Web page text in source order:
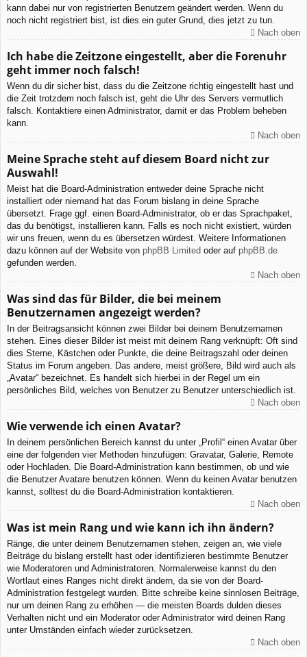
kann dabei nur von registrierten Benutzern geändert werden. Wenn du
noch nicht registriert bist, ist dies ein guter Grund, dies jetzt zu tun.
Nach oben
Ich habe die Zeitzone eingestellt, aber die Forenuhr
geht immer noch falsch!
Wenn du dir sicher bist, dass du die Zeitzone richtig eingestellt hast und
die Zeit trotzdem noch falsch ist, geht die Uhr des Servers vermutlich
falsch. Kontaktiere einen Administrator, damit er das Problem beheben
kann.
Nach oben
Meine Sprache steht auf diesem Board nicht zur
Auswahl!
Meist hat die Board-Administration entweder deine Sprache nicht
installiert oder niemand hat das Forum bislang in deine Sprache
übersetzt. Frage ggf. einen Board-Administrator, ob er das Sprachpaket,
das du benötigst, installieren kann. Falls es noch nicht existiert, würden
wir uns freuen, wenn du es übersetzen würdest. Weitere Informationen
dazu können auf der Website von phpBB Limited oder auf phpBB.de
gefunden werden.
Nach oben
Was sind das für Bilder, die bei meinem
Benutzernamen angezeigt werden?
In der Beitragsansicht können zwei Bilder bei deinem Benutzernamen
stehen. Eines dieser Bilder ist meist mit deinem Rang verknüpft: Oft sind
dies Sterne, Kästchen oder Punkte, die deine Beitragszahl oder deinen
Status im Forum angeben. Das andere, meist größere, Bild wird auch als
„Avatar“ bezeichnet. Es handelt sich hierbei in der Regel um ein
persönliches Bild, welches von Benutzer zu Benutzer unterschiedlich ist.
Nach oben
Wie verwende ich einen Avatar?
In deinem persönlichen Bereich kannst du unter „Profil“ einen Avatar über
eine der folgenden vier Methoden hinzufügen: Gravatar, Galerie, Remote
oder Hochladen. Die Board-Administration kann bestimmen, ob und wie
die Benutzer Avatare benutzen können. Wenn du keinen Avatar benutzen
kannst, solltest du die Board-Administration kontaktieren.
Nach oben
Was ist mein Rang und wie kann ich ihn ändern?
Ränge, die unter deinem Benutzernamen stehen, zeigen an, wie viele
Beiträge du bislang erstellt hast oder identifizieren bestimmte Benutzer
wie Moderatoren und Administratoren. Normalerweise kannst du den
Wortlaut eines Ranges nicht direkt ändern, da sie von der Board-
Administration festgelegt wurden. Bitte schreibe keine sinnlosen Beiträge,
nur um deinen Rang zu erhöhen — die meisten Boards dulden dieses
Verhalten nicht und ein Moderator oder Administrator wird deinen Rang
unter Umständen einfach wieder zurücksetzen.
Nach oben